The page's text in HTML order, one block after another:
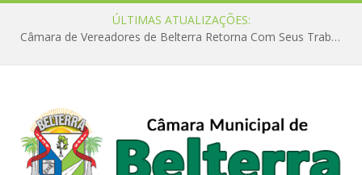
ÚLTIMAS ATUALIZAÇÕES:
Câmara de Vereadores de Belterra Retorna Com Seus Trabalhos Legislativos